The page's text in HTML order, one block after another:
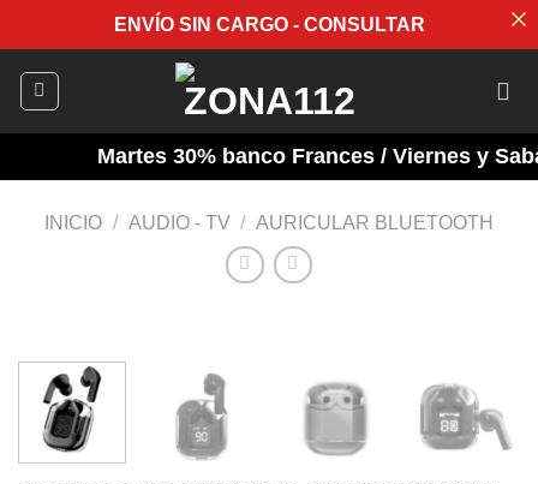
ENVÍO SIN CARGO - CONSULTAR
Martes 30% banco Frances / Viernes y
INICIO / AUDIO - TV / AURICULAR BLUETOOTH